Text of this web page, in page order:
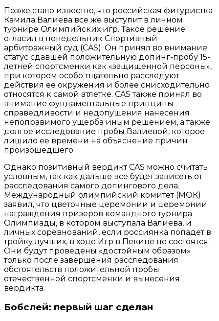
Позже стало известно, что российская фигуристка
Камила Валиева все же выступит в личном
турнире Олимпийских игр. Такое решение
огласил в понедельник Спортивный
арбитражный суд (CAS). Он принял во внимание
статус сдавшей положительную допинг-пробу 15-
летней спортсменки как «защищенной персоны»,
при котором особо тщательно расследуют
действия ее окружения и более снисходительно
относятся к самой атлетке. CAS также принял во
внимание фундаментальные принципы
справедливости и недопущения нанесения
непоправимого ущерба иным решением, а также
долгое исследование пробы Валиевой, которое
лишило ее времени на объяснение причин
произошедшего.
Однако позитивный вердикт CAS можно считать
условным, так как дальше все будет зависеть от
расследования самого допингового дела.
Международный олимпийский комитет (МОК)
заявил, что цветочные церемонии и церемонии
награждения призеров командного турнира
Олимпиады, в котором выступала Валиева, и
личных соревнований, если россиянка попадет в
тройку лучших, в ходе Игр в Пекине не состоятся.
Они будут проведены «достойным образом»
только после завершения расследования
обстоятельств положительной пробы
отечественной спортсменки и вынесения
вердикта.
Бобслей: первый шаг сделан